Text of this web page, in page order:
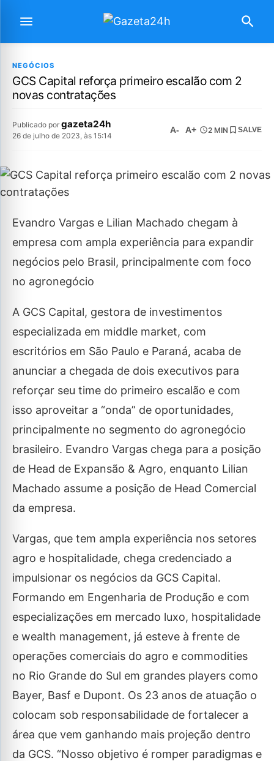
NEGÓCIOS
GCS Capital reforça primeiro escalão com 2
novas contratações
Publicado por gazeta24h
26 de julho de 2023, às 15:14
A- A+ 2 MIN SALVE
Evandro Vargas e Lilian Machado chegam à
empresa com ampla experiência para expandir
negócios pelo Brasil, principalmente com foco
no agronegócio
A GCS Capital, gestora de investimentos
especializada em middle market, com
escritórios em São Paulo e Paraná, acaba de
anunciar a chegada de dois executivos para
reforçar seu time do primeiro escalão e com
isso aproveitar a “onda” de oportunidades,
principalmente no segmento do agronegócio
brasileiro. Evandro Vargas chega para a posição
de Head de Expansão & Agro, enquanto Lilian
Machado assume a posição de Head Comercial
da empresa.
Vargas, que tem ampla experiência nos setores
agro e hospitalidade, chega credenciado a
impulsionar os negócios da GCS Capital.
Formando em Engenharia de Produção e com
especializações em mercado luxo, hospitalidade
e wealth management, já esteve à frente de
operações comerciais do agro e commodities
no Rio Grande do Sul em grandes players como
Bayer, Basf e Dupont. Os 23 anos de atuação o
colocam sob responsabilidade de fortalecer a
área que vem ganhando mais projeção dentro
da GCS. “Nosso objetivo é romper paradigmas e